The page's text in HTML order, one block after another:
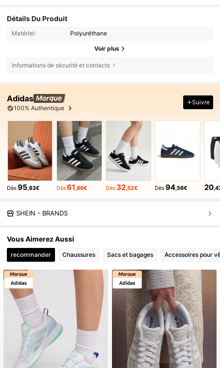
Détails Du Produit
Matériel: Polyuréthane
Voir plus
Informations de sécurité et contacts
Adidas
100% Authentique
Suivre
Dès95,83€ Dès61,86€ Dès32,52€ Dès94,56€ 20
SHEIN - BRANDS
Vous Aimerez Aussi
recommander Chaussures Sacs et bagages Accessoires pour